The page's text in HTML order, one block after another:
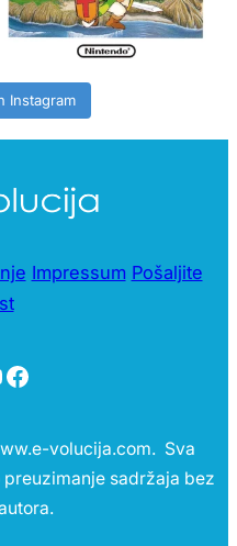
Instagram
Impressum Pošaljite
Facebook
volucija.com. Sva
sadržaja bez